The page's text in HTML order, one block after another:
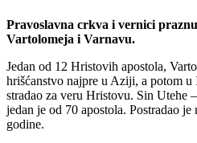
Pravoslavna crkva i vernici
Vartolomeja i Varnavu.
Jedan od 12 Hristovih apostola,
hrišćanstvo najpre u Aziji, a potom
stradao za veru Hristovu. Sin Utehe
jedan je od 70 apostola. Postradao
godine.